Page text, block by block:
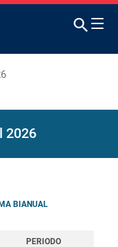
2026
BIANUAL
PERIODO